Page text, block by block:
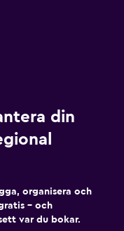
din
organisera och
– och
var du bokar.